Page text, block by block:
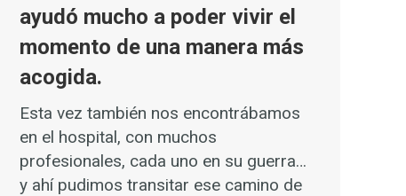
ayudó mucho a poder vivir el
momento de una manera más
acogida.
Esta vez también nos encontrábamos
en el hospital, con muchos
profesionales, cada uno en su guerra…
y ahí pudimos transitar ese camino de